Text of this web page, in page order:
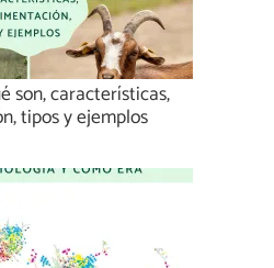
son, características,
tipos y ejemplos